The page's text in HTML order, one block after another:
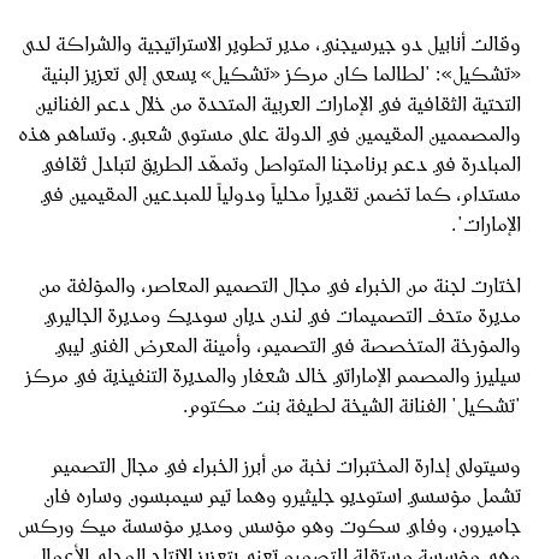
وقالت أنابيل دو جيرسيجني، مدير تطوير الاستراتيجية والشراكة لدى
«تشكيل»: "لطالما كان مركز «تشكيل» يسعى إلى تعزيز البنية
التحتية الثقافية في الإمارات العربية المتحدة من خلال دعم الفنانين
والمصممين المقيمين في الدولة على مستوى شعبي. وتساهم هذه
المبادرة في دعم برنامجنا المتواصل وتمهّد الطريق لتبادل ثقافي
مستدام، كما تضمن تقديراً محلياً ودولياً للمبدعين المقيمين في
الإمارات".
اختارت لجنة من الخبراء في مجال التصميم المعاصر، والمؤلفة من
مديرة متحف التصميمات في لندن ديان سوديك ومديرة الجاليري
والمؤرخة المتخصصة في التصميم، وأمينة المعرض الفني ليبي
سيليرز والمصمم الإماراتي خالد شعفار والمديرة التنفيذية في مركز
"تشكيل" الفنانة الشيخة لطيفة بنت مكتوم.
وسيتولى إدارة المختبرات نخبة من أبرز الخبراء في مجال التصميم
تشمل مؤسسي استوديو جليثيرو وهما تيم سيمبسون وساره فان
جاميرون، وفاي سكوت وهو مؤسس ومدير مؤسسة ميك وركس